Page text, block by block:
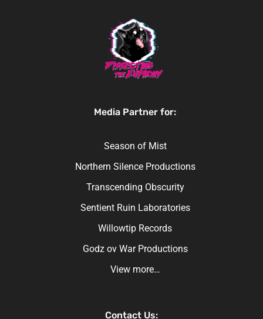
Media Partner for:
Season of Mist
Northern Silence Productions
Transcending Obscurity
Sentient Ruin Laboratories
Willowtip Records
Godz ov War Productions
View more…
Contact Us: